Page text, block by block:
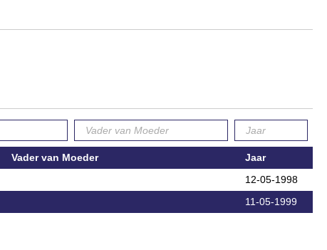
Vader van Moeder
Jaar
12-05-1998
11-05-1999